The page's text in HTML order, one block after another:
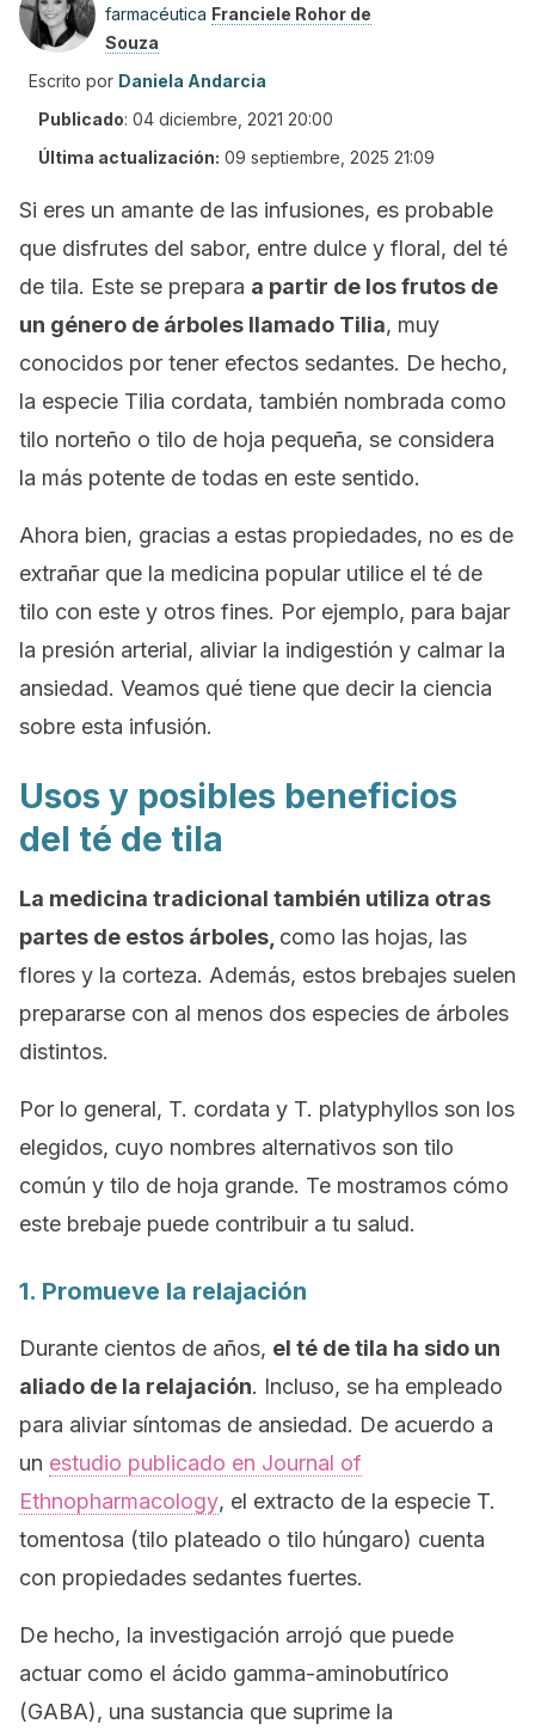
farmacéutica Franciele Rohor de
Souza
Escrito por Daniela Andarcia
Publicado: 04 diciembre, 2021 20:00
Última actualización: 09 septiembre, 2025 21:09
Si eres un amante de las infusiones, es probable
que disfrutes del sabor, entre dulce y floral, del té
de tila. Este se prepara a partir de los frutos de
un género de árboles llamado Tilia, muy
conocidos por tener efectos sedantes. De hecho,
la especie Tilia cordata, también nombrada como
tilo norteño o tilo de hoja pequeña, se considera
la más potente de todas en este sentido.
Ahora bien, gracias a estas propiedades, no es de
extrañar que la medicina popular utilice el té de
tilo con este y otros fines. Por ejemplo, para bajar
la presión arterial, aliviar la indigestión y calmar la
ansiedad. Veamos qué tiene que decir la ciencia
sobre esta infusión.
Usos y posibles beneficios
del té de tila
La medicina tradicional también utiliza otras
partes de estos árboles, como las hojas, las
flores y la corteza. Además, estos brebajes suelen
prepararse con al menos dos especies de árboles
distintos.
Por lo general, T. cordata y T. platyphyllos son los
elegidos, cuyo nombres alternativos son tilo
común y tilo de hoja grande. Te mostramos cómo
este brebaje puede contribuir a tu salud.
1. Promueve la relajación
Durante cientos de años, el té de tila ha sido un
aliado de la relajación. Incluso, se ha empleado
para aliviar síntomas de ansiedad. De acuerdo a
un estudio publicado en Journal of
Ethnopharmacology, el extracto de la especie T.
tomentosa (tilo plateado o tilo húngaro) cuenta
con propiedades sedantes fuertes.
De hecho, la investigación arrojó que puede
actuar como el ácido gamma-aminobutírico
(GABA), una sustancia que suprime la